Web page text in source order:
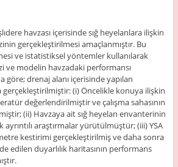
havzası içerisinde sığ heyelanlara ilişkin
gerçekleştirilmesi amaçlanmıştır. Bu
ve istatistiksel yöntemler kullanılarak
ve modelin havzadaki performansı
drenaj alanı içerisinde yapılan
gerçekleştirilmiştir: (i) Öncelikle konuya ilişkin
değerlendirilmiştir ve çalışma sahasının
(ii) Havzaya ait sığ heyelan envanterinin
araştırmalar yürütülmüştür; (iii) YSA
kestirimi gerçekleştirilmiş ve daha sonra
edilen duyarlılık haritasının performans